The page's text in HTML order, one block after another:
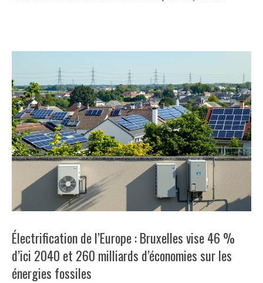
Électrification de l’Europe : Bruxelles vise 46 %
d’ici 2040 et 260 milliards d’économies sur les
énergies fossiles